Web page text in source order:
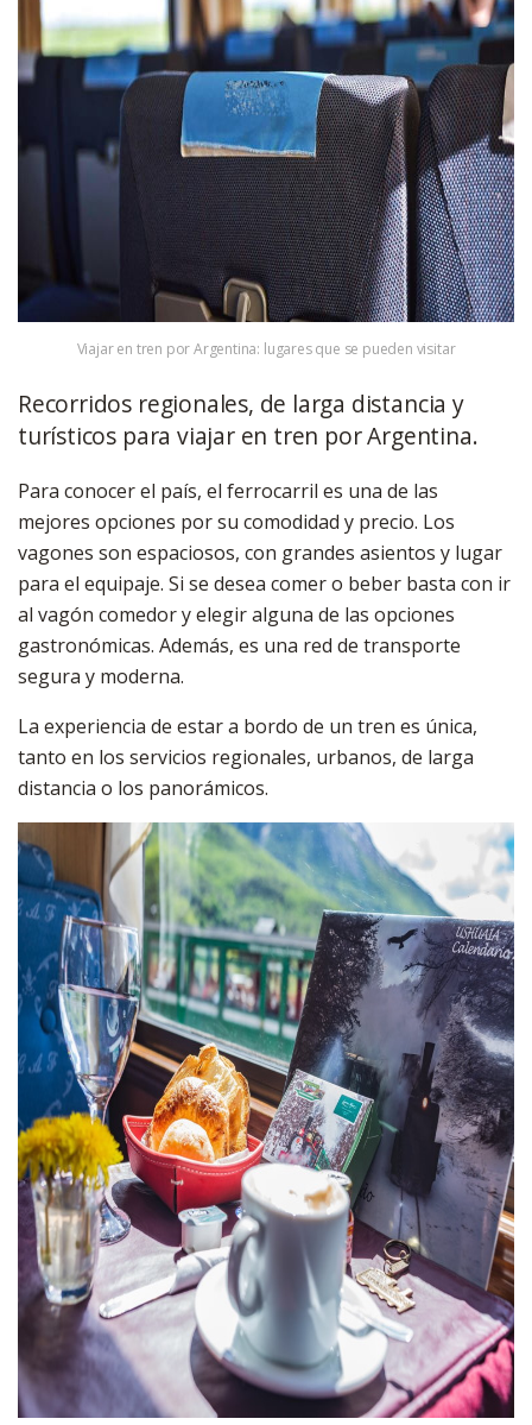
Viajar en tren por Argentina: lugares que se pueden visitar
Recorridos regionales, de larga distancia y
turísticos para viajar en tren por Argentina.
Para conocer el país, el ferrocarril es una de las
mejores opciones por su comodidad y precio. Los
vagones son espaciosos, con grandes asientos y lugar
para el equipaje. Si se desea comer o beber basta con ir
al vagón comedor y elegir alguna de las opciones
gastronómicas. Además, es una red de transporte
segura y moderna.
La experiencia de estar a bordo de un tren es única,
tanto en los servicios regionales, urbanos, de larga
distancia o los panorámicos.